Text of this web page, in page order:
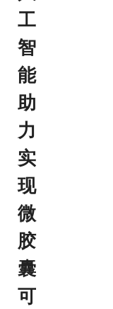
工
智
能
助
力
实
现
微
胶
囊
可